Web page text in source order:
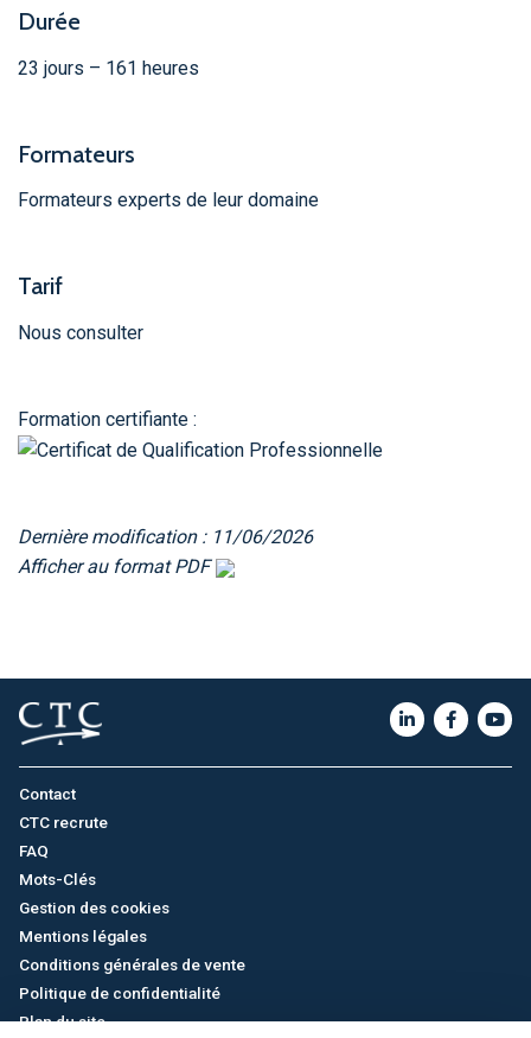
Durée
23 jours – 161 heures
Formateurs
Formateurs experts de leur domaine
Tarif
Nous consulter
Formation certifiante :
Dernière modification : 11/06/2026
Afficher au format PDF
Contact
CTC recrute
FAQ
Mots-Clés
Gestion des cookies
Mentions légales
Conditions générales de vente
Politique de confidentialité
Plan du site